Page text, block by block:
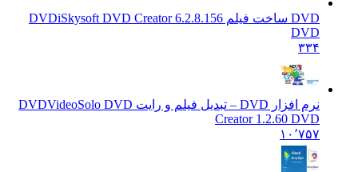
iSkysoft DVD Creator 6.2.8.156
نرم افزار DVD – تبدیل فیلم و رایت DVD
VideoSolo DVD
Creator 1.2.60 DVD
۱۰٬۷۵۷